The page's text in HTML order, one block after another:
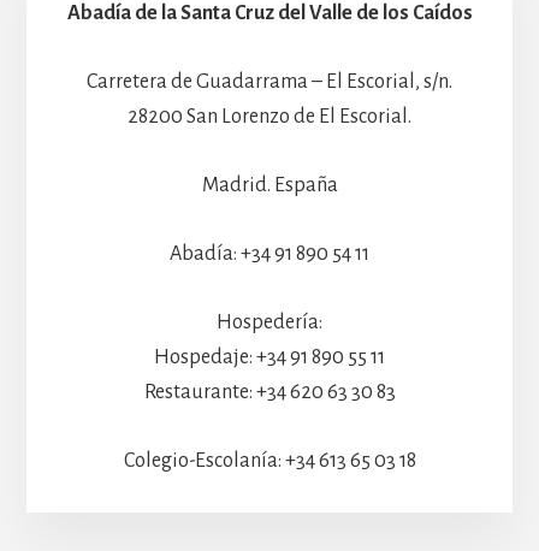
Abadía de la Santa Cruz del Valle de los Caídos
Carretera de Guadarrama – El Escorial, s/n.
28200 San Lorenzo de El Escorial.
Madrid. España
Abadía: +34 91 890 54 11
Hospedería:
Hospedaje: +34 91 890 55 11
Restaurante: +34 620 63 30 83
Colegio-Escolanía: +34 613 65 03 18